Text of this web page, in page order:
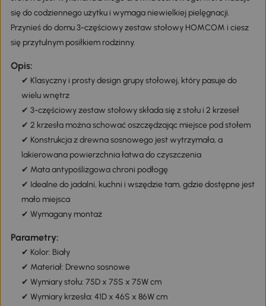
się do codziennego użytku i wymaga niewielkiej pielęgnacji.
Przynieś do domu 3-częściowy zestaw stołowy HOMCOM i ciesz
się przytulnym posiłkiem rodzinny.
Opis:
✔ Klasyczny i prosty design grupy stołowej, który pasuje do
wielu wnętrz
✔ 3-częściowy zestaw stołowy składa się z stołu i 2 krzeseł
✔ 2 krzesła można schować oszczędzając miejsce pod stołem
✔ Konstrukcja z drewna sosnowego jest wytrzymała, a
lakierowana powierzchnia łatwa do czyszczenia
✔ Mata antypoślizgowa chroni podłogę
✔ Idealne do jadalni, kuchni i wszędzie tam, gdzie dostępne jest
mało miejsca
✔ Wymagany montaż
Parametry:
✔ Kolor: Biały
✔ Materiał: Drewno sosnowe
✔ Wymiary stołu: 75D x 75S x 75W cm
✔ Wymiary krzesła: 41D x 46S x 86W cm